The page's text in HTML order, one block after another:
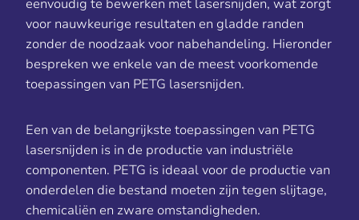
eenvoudig te bewerken met lasersnijden, wat zorgt
voor nauwkeurige resultaten en gladde randen
zonder de noodzaak voor nabehandeling. Hieronder
bespreken we enkele van de meest voorkomende
toepassingen van PETG lasersnijden.
Een van de belangrijkste toepassingen van PETG
lasersnijden is in de productie van industriële
componenten. PETG is ideaal voor de productie van
onderdelen die bestand moeten zijn tegen slijtage,
chemicaliën en zware omstandigheden.